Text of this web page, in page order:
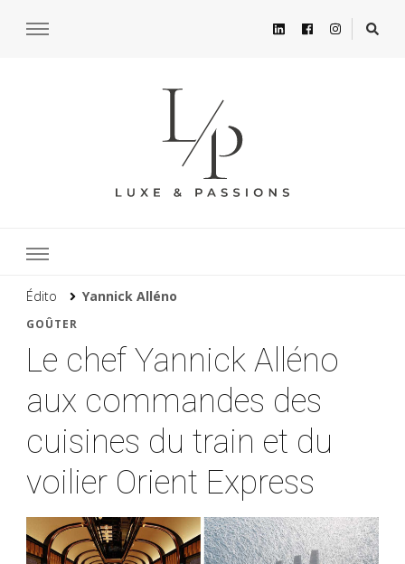
Édito Yannick Alléno
GOÛTER
Le chef Yannick Alléno
aux commandes des
cuisines du train et du
voilier Orient Express